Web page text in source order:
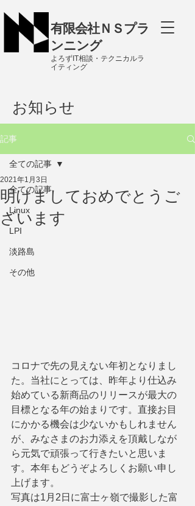
有限会社ＮＳプラ
ンニング
よろずIT相談・テクニカルラ
イティング
お知らせ
記事
全ての記事
Linux
LPI
淡路島
その他
全ての記事
明けましておめでとうご
ざいます
2021年1月3日
コロナで先の見えない年初となりまし
た。当社にとっては、昨年より仕込み
始めている新商品のリリースが最大の
目標となる年の始まりです。直接お目
にかかる機会は少ないかもしれません
が、みなさまのお力添えを頂戴しなが
ら元気で頑張って行きたいと思いま
す。本年もどうぞよろしくお願い申し
上げます。
写真は1月2日に富士ヶ嶺で撮影した富